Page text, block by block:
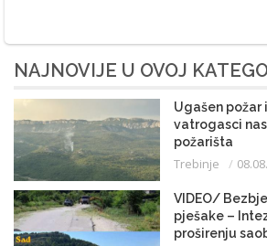
NAJNOVIJE U OVOJ
Ugašen požar
vatrogasci
požarišta
Trebinje
VIDEO/
pješake –
proširenju